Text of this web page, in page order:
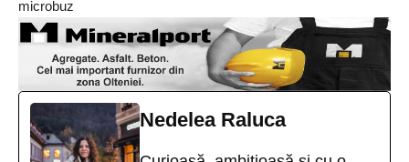
microbuz
Nedelea Raluca